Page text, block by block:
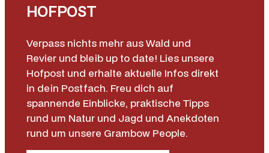
HOFPOST
Verpass nichts mehr aus Wald und
Revier und bleib up to date! Lies unsere
Hofpost und erhalte aktuelle Infos direkt
in dein Postfach. Freu dich auf
spannende Einblicke, praktische Tipps
rund um Natur und Jagd und Anekdoten
rund um unsere Grambow People.